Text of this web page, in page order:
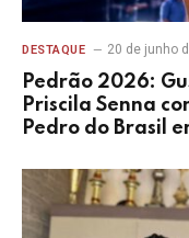
DESTAQUE 20 de junho
Pedrão 2026:
Priscila Senna
Pedro do Brasil